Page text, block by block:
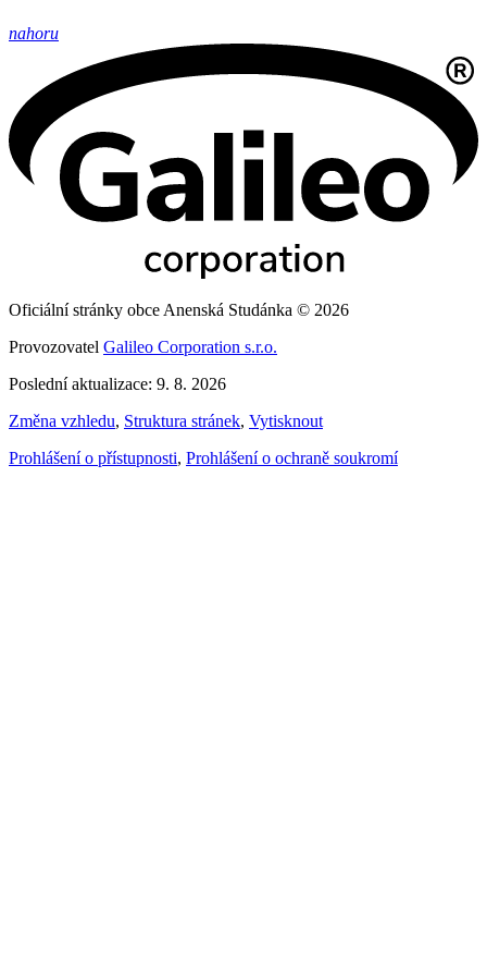
nahoru
Oficiální stránky obce Anenská Studánka © 2026
Provozovatel Galileo Corporation s.r.o.
Poslední aktualizace: 9. 8. 2026
Změna vzhledu, Struktura stránek, Vytisknout
Prohlášení o přístupnosti, Prohlášení o ochraně soukromí